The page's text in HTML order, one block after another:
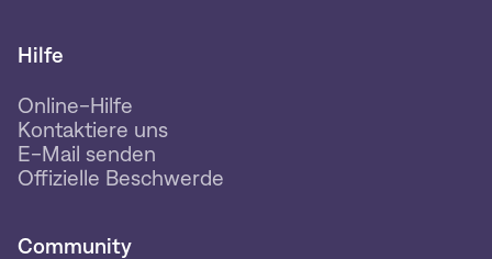
Hilfe
Online-Hilfe
Kontaktiere uns
E-Mail senden
Offizielle Beschwerde
Community